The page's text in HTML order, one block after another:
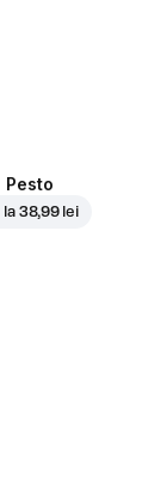
Pesto
la 38,99 lei